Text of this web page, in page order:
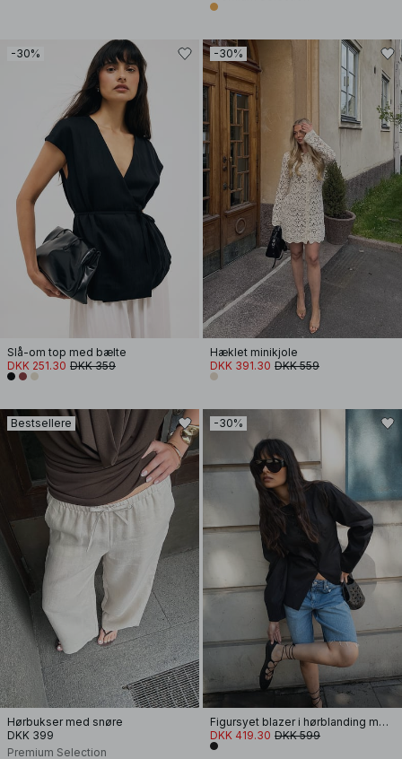
-30%
Slå-om top med bælte
DKK 251.30 DKK 359
-30%
Hæklet minikjole
DKK 391.30 DKK 559
Bestsellere
Hørbukser med snøre
DKK 399
Premium Selection
-30%
Figursyet blazer i hørblanding med bådudskæring
DKK 419.30 DKK 599